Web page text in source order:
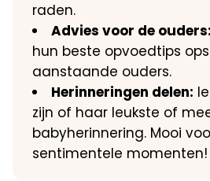
raden.​
Advies voor de ouders:
hun beste opvoedtips
aanstaande ouders.​
Herinneringen delen:
zijn of haar leukste of
babyherinnering.​ Mooi
sentimentele momenten!